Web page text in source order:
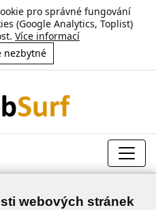
pro správné fungování
(Google Analytics, Toplist)
Více informací
nezbytné
webových stránek